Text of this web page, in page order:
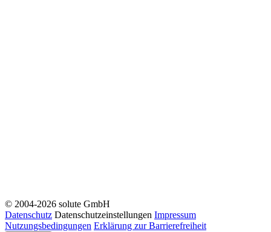
© 2004-2026 solute GmbH
Datenschutz Datenschutzeinstellungen Impressum
Nutzungsbedingungen Erklärung zur Barrierefreiheit